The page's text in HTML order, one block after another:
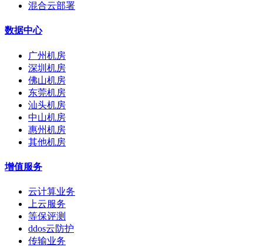
混合云部署
数据中心
广州机房
深圳机房
佛山机房
东莞机房
汕头机房
中山机房
惠州机房
其他机房
增值服务
云计算业务
上云服务
等保评测
ddos云防护
传输业务